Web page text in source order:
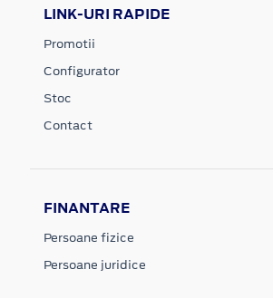
LINK-URI RAPIDE
Promotii
Configurator
Stoc
Contact
FINANTARE
Persoane fizice
Persoane juridice